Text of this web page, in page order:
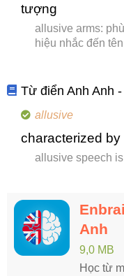
tượng
allusive arms:
hiệu nhắc đến
Từ điển Anh Anh
allusive
characterized
allusive speech
Anh
9,0 MB
Học từ